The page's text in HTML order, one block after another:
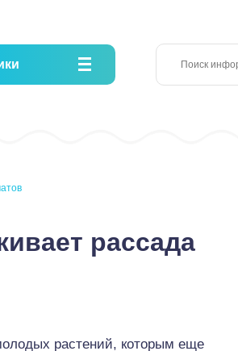
рассада
растений, которым еще